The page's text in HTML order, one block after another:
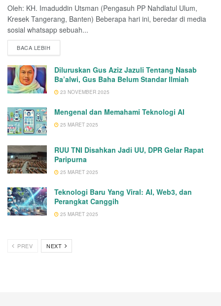
Oleh: KH. Imaduddin Utsman (Pengasuh PP Nahdlatul Ulum,
Kresek Tangerang, Banten) Beberapa hari ini, beredar di media
sosial whatsapp sebuah...
BACA LEBIH
Diluruskan Gus Aziz Jazuli Tentang Nasab
Ba’alwi, Gus Baha Belum Standar Ilmiah
23 NOVEMBER 2025
Mengenal dan Memahami Teknologi AI
25 MARET 2025
RUU TNI Disahkan Jadi UU, DPR Gelar Rapat
Paripurna
25 MARET 2025
Teknologi Baru Yang Viral: AI, Web3, dan
Perangkat Canggih
25 MARET 2025
PREV NEXT